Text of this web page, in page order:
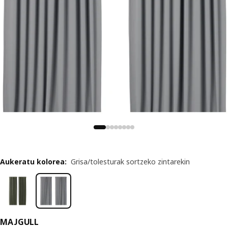
MAJGULL
Aukeratu kolorea: Grisa/tolesturak sortzeko zintarekin